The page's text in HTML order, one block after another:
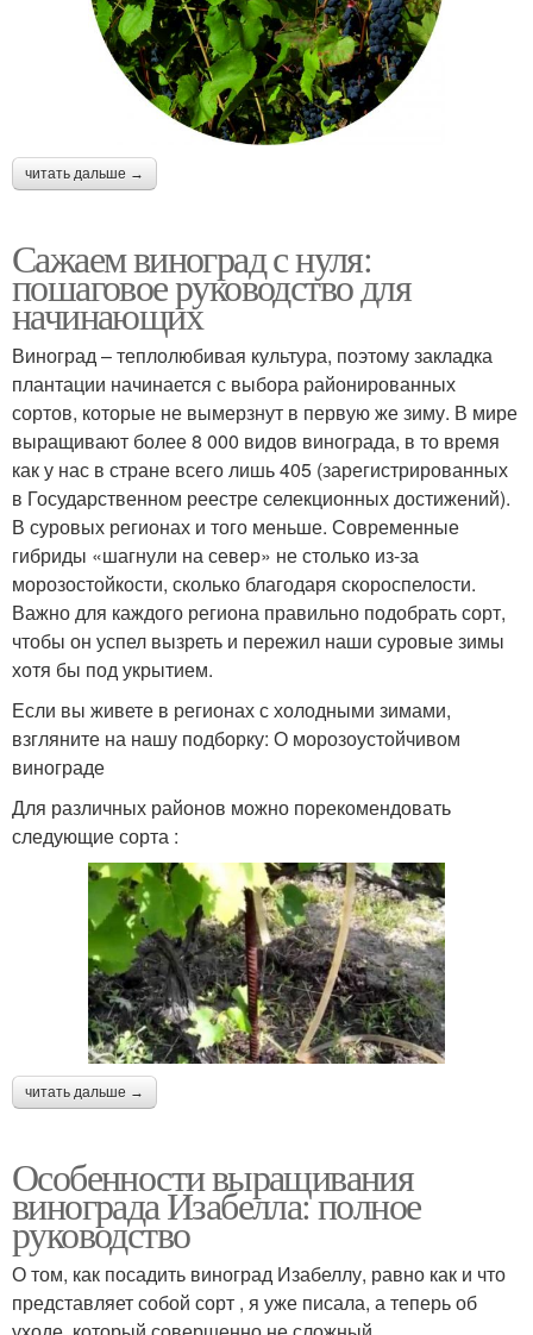
читать дальше →
Сажаем виноград с нуля:
пошаговое руководство для
начинающих
Виноград – теплолюбивая культура, поэтому закладка
плантации начинается с выбора районированных
сортов, которые не вымерзнут в первую же зиму. В мире
выращивают более 8 000 видов винограда, в то время
как у нас в стране всего лишь 405 (зарегистрированных
в Государственном реестре селекционных достижений).
В суровых регионах и того меньше. Современные
гибриды «шагнули на север» не столько из-за
морозостойкости, сколько благодаря скороспелости.
Важно для каждого региона правильно подобрать сорт,
чтобы он успел вызреть и пережил наши суровые зимы
хотя бы под укрытием.
Если вы живете в регионах с холодными зимами,
взгляните на нашу подборку: О морозоустойчивом
винограде
Для различных районов можно порекомендовать
следующие сорта :
читать дальше →
Особенности выращивания
винограда Изабелла: полное
руководство
О том, как посадить виноград Изабеллу, равно как и что
представляет собой сорт , я уже писала, а теперь об